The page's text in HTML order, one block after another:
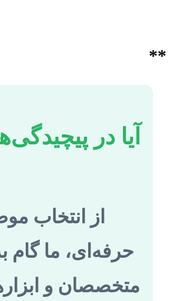
**
آیا در
از انتخاب
حرفه‌ای، ما گام
متخصصان و